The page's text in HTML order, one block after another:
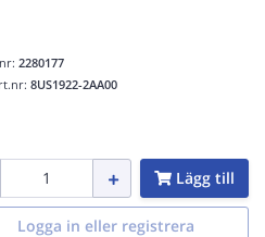
2280177
8US1922-2AA00
Lägg till
Logga in eller registrera